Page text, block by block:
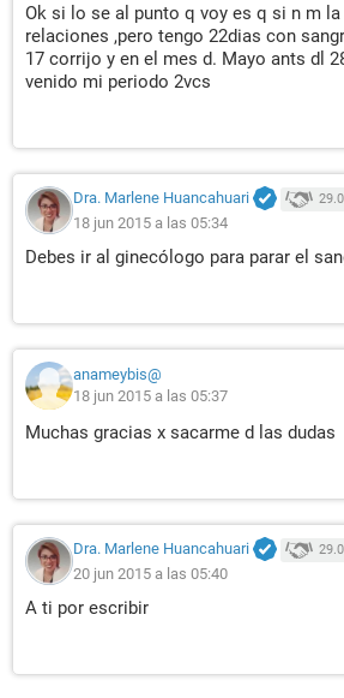
Ok si lo se al punto q voy es q si n m
relaciones ,pero tengo 22dias con
17 corrijo y en el mes d. Mayo ants dl
venido mi periodo 2vcs
Dra. Marlene Huancahuari
18 jun 2015 a las 05:34
Debes ir al ginecólogo para parar el
anameybis@
18 jun 2015 a las 05:37
Muchas gracias x sacarme d las dudas
Dra. Marlene Huancahuari
20 jun 2015 a las 05:40
A ti por escribir